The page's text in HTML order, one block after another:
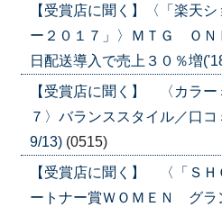
【受賞店に聞く】〈「楽天
ー２０１７」〉ＭＴＧ Ｏ
日配送導入で売上３０％増
【受賞店に聞く】 〈カラー
７〉バランススタイル／口
9/13) (0515)
【受賞店に聞く】 〈「Ｓ
ートナー賞ＷＯＭＥＮ グラ